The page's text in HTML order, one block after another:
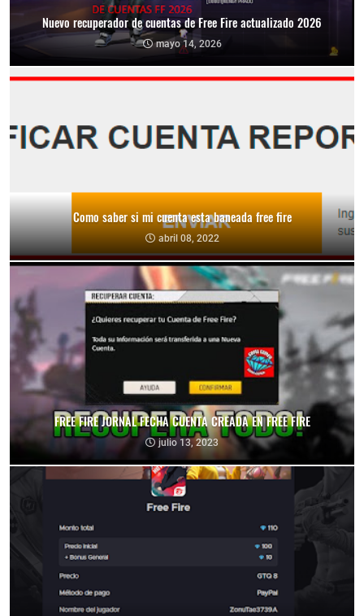
Nuevo recuperador de cuentas de Free Fire actualizado 2026
mayo 14, 2026
Como saber si mi cuenta esta baneada free fire
abril 08, 2022
FREE FIRE JORNAL FECHA CUENTA CREADA EN FREE FIRE
julio 13, 2023